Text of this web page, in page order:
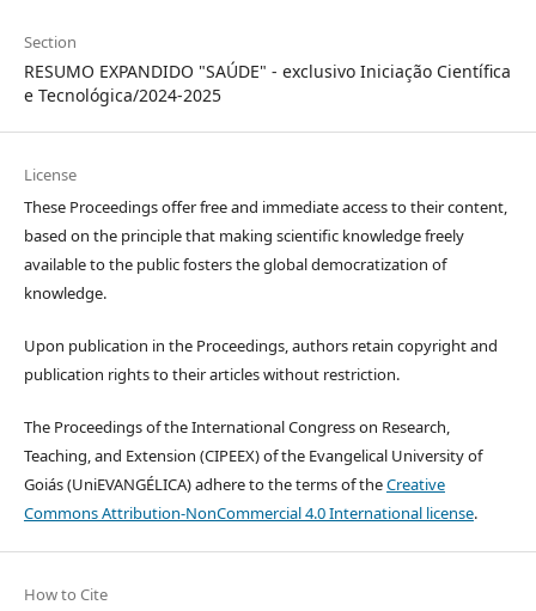
Section
RESUMO EXPANDIDO "SAÚDE" - exclusivo Iniciação Científica
e Tecnológica/2024-2025
License
These Proceedings offer free and immediate access to their content,
based on the principle that making scientific knowledge freely
available to the public fosters the global democratization of
knowledge.
Upon publication in the Proceedings, authors retain copyright and
publication rights to their articles without restriction.
The Proceedings of the International Congress on Research,
Teaching, and Extension (CIPEEX) of the Evangelical University of
Goiás (UniEVANGÉLICA) adhere to the terms of theCreative
Commons Attribution-NonCommercial 4.0 International license.
How to Cite